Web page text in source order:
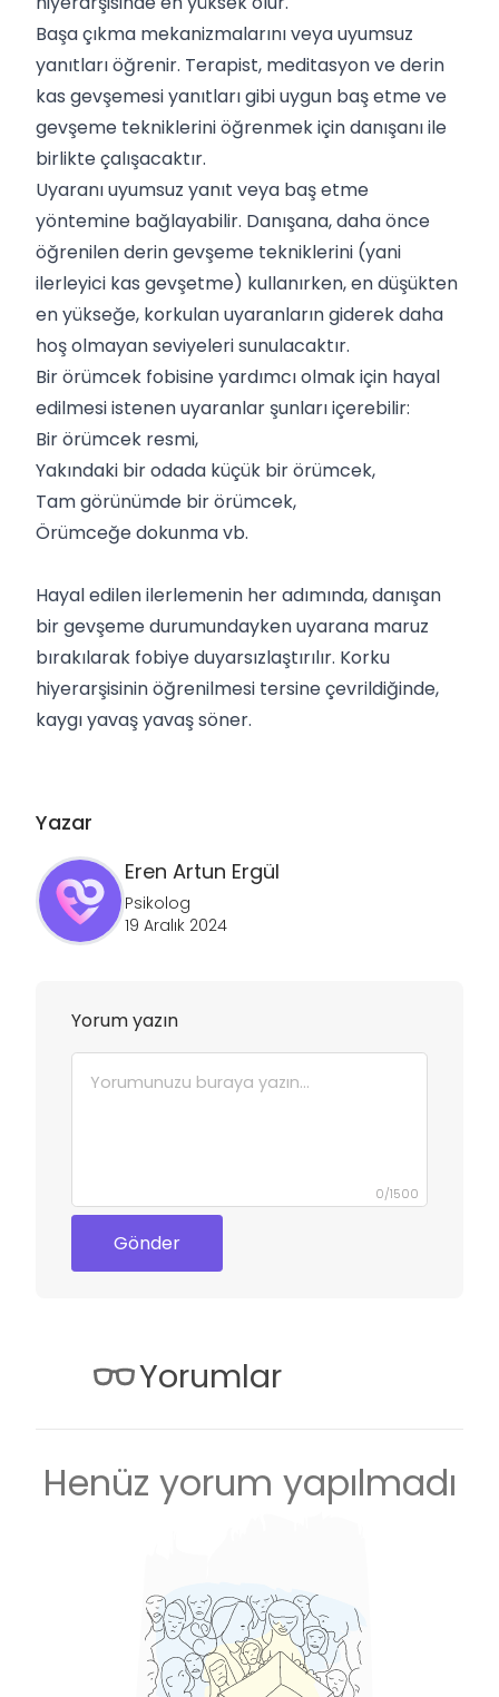
Başa çıkma mekanizmalarını veya uyumsuz
yanıtları öğrenir. Terapist, meditasyon ve derin
kas gevşemesi yanıtları gibi uygun baş etme ve
gevşeme tekniklerini öğrenmek için danışanı ile
birlikte çalışacaktır.
Uyaranı uyumsuz yanıt veya baş etme
yöntemine bağlayabilir. Danışana, daha önce
öğrenilen derin gevşeme tekniklerini (yani
ilerleyici kas gevşetme) kullanırken, en düşükten
en yükseğe, korkulan uyaranların giderek daha
hoş olmayan seviyeleri sunulacaktır.
Bir örümcek fobisine yardımcı olmak için hayal
edilmesi istenen uyaranlar şunları içerebilir:
Bir örümcek resmi,
Yakındaki bir odada küçük bir örümcek,
Tam görünümde bir örümcek,
Örümceğe dokunma vb.
Hayal edilen ilerlemenin her adımında, danışan
bir gevşeme durumundayken uyarana maruz
bırakılarak fobiye duyarsızlaştırılır. Korku
hiyerarşisinin öğrenilmesi tersine çevrildiğinde,
kaygı yavaş yavaş söner.
Yazar
Eren Artun Ergül
Psikolog
19 Aralık 2024
Yorum yazın
0/1500
Gönder
Yorumlar
Henüz yorum yapılmadı